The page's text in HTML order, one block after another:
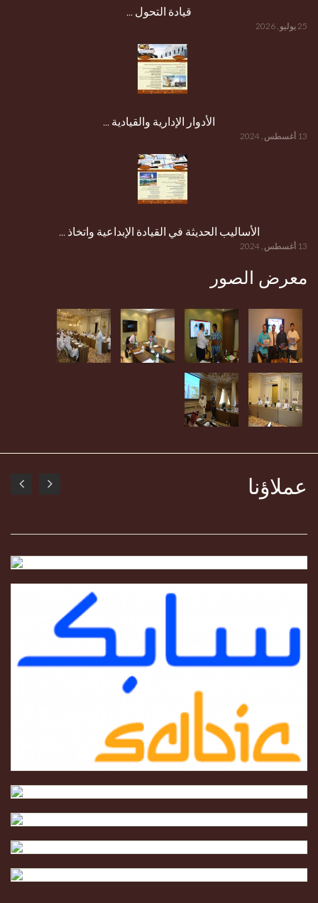
قيادة التحول ...
25 يوليو , 2026
الأدوار الإدارية والقيادية ...
13 أغسطس , 2024
الأساليب الحديثة في القيادة الإبداعية واتخاذ ...
13 أغسطس , 2024
معرض الصور
عملاؤنا